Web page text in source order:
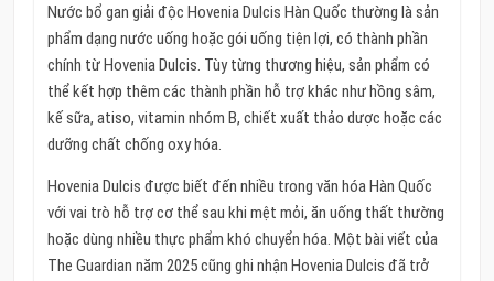
Nước bổ gan giải độc Hovenia Dulcis Hàn Quốc thường là sản
phẩm dạng nước uống hoặc gói uống tiện lợi, có thành phần
chính từ Hovenia Dulcis. Tùy từng thương hiệu, sản phẩm có
thể kết hợp thêm các thành phần hỗ trợ khác như hồng sâm,
kế sữa, atiso, vitamin nhóm B, chiết xuất thảo dược hoặc các
dưỡng chất chống oxy hóa.
Hovenia Dulcis được biết đến nhiều trong văn hóa Hàn Quốc
với vai trò hỗ trợ cơ thể sau khi mệt mỏi, ăn uống thất thường
hoặc dùng nhiều thực phẩm khó chuyển hóa. Một bài viết của
The Guardian năm 2025 cũng ghi nhận Hovenia Dulcis đã trở